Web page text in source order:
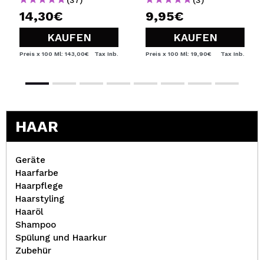
14,30€
KAUFEN
Preis x 100 Ml: 143,00€ Tax Inb.
9,95€
KAUFEN
Preis x 100 Ml: 19,90€ Tax Inb.
HAAR
Geräte
Haarfarbe
Haarpflege
Haarstyling
Haaröl
Shampoo
Spülung und Haarkur
Zubehür